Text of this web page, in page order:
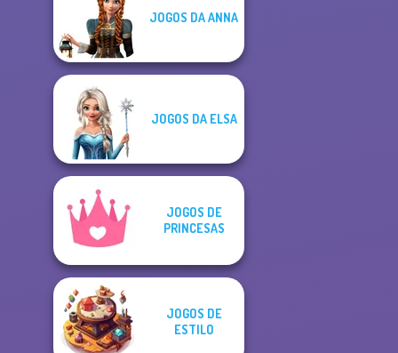
JOGOS DA ANNA
JOGOS DA ELSA
JOGOS DE
PRINCESAS
JOGOS DE
ESTILO